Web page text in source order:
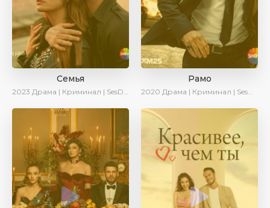
Семья
2023 Драма | Криминал | SesDizi | Ирина Котова | AveTurk | Сериалы 2023
Рамо
2020 Драма | Криминал | SesDizi | Ирина Котова